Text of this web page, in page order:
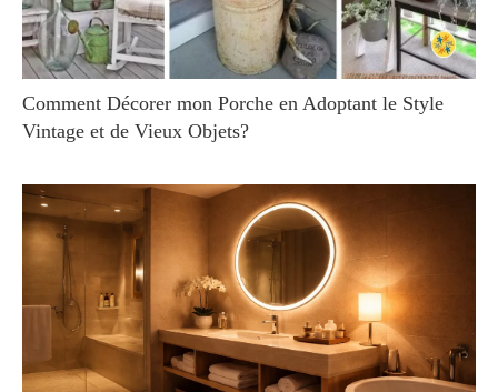
Comment Décorer mon Porche en Adoptant le Style
Vintage et de Vieux Objets?